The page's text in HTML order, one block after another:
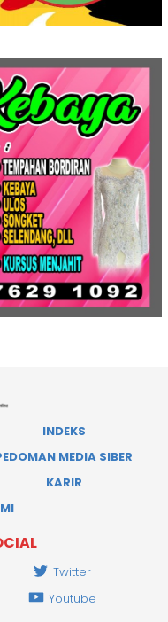
INDEKS
MEDIA SIBER
KARIR
Twitter
Youtube